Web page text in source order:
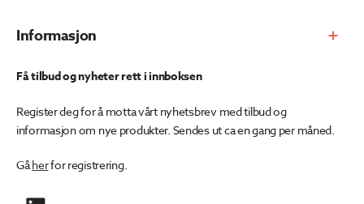
Informasjon
Få tilbud og nyheter rett i innboksen
Register deg for å motta vårt nyhetsbrev med tilbud og
informasjon om nye produkter. Sendes ut ca en gang per måned.
Gåherfor registrering.